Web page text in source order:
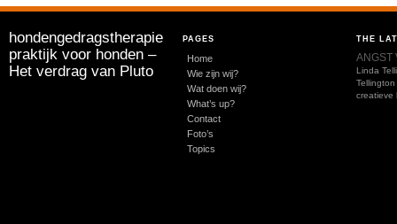
hondengedragstherapie
praktijk voor honden –
Het verdrag van Pluto
PAGES
Home
Wie zijn wij?
Wat doen wij?
What’s up?
Contact
Foto’s
Topics
THE
ANGST
Linda